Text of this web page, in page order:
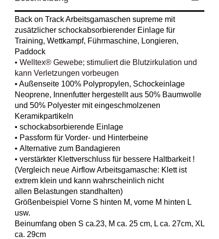
Back on Track Arbeitsgamaschen supreme mit
zusätzlicher schockabsorbierender Einlage für
Training, Wettkampf, Führmaschine, Longieren,
Paddock
• Welltex® Gewebe; stimuliert die Blutzirkulation und
kann Verletzungen vorbeugen
• Außenseite 100% Polypropylen, Schockeinlage
Neoprene, Innenfutter hergestellt aus 50% Baumwolle
und 50% Polyester mit eingeschmolzenen
Keramikpartikeln
• schockabsorbierende Einlage
• Passform für Vorder- und Hinterbeine
• Alternative zum Bandagieren
• verstärkter Klettverschluss für bessere Haltbarkeit !
(Vergleich neue Airflow Arbeitsgamasche: Klett ist
extrem klein und kann wahrscheinlich nicht
allen Belastungen standhalten)
Größenbeispiel Vorne S hinten M, vorne M hinten L
usw.
Beinumfang oben S ca.23, M ca. 25 cm, L ca. 27cm, XL
ca. 29cm